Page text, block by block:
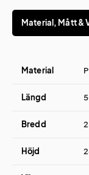
Material, Mått &
Material
Längd
Bredd
Höjd